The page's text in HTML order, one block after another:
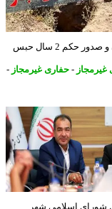
غیرمجاز در یکی از محوطه های باستانی این شهرستان و صدور حکم 2 سال حبس
-حفاری غیرمجاز-
اسلامی شهر